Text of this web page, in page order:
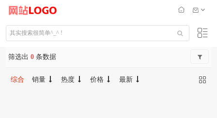
筛选出 0 条数据
综合 销量 热度 价格 最新